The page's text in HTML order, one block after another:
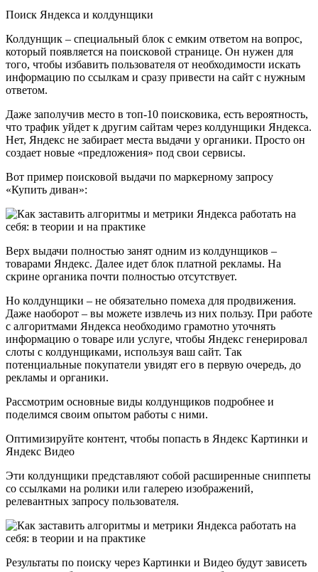
Поиск Яндекса и колдунщики
Колдунщик – специальный блок с емким ответом на вопрос,
который появляется на поисковой странице. Он нужен для
того, чтобы избавить пользователя от необходимости искать
информацию по ссылкам и сразу привести на сайт с нужным
ответом.
Даже заполучив место в топ-10 поисковика, есть вероятность,
что трафик уйдет к другим сайтам через колдунщики Яндекса.
Нет, Яндекс не забирает места выдачи у органики. Просто он
создает новые «предложения» под свои сервисы.
Вот пример поисковой выдачи по маркерному запросу
«Купить диван»:
Верх выдачи полностью занят одним из колдунщиков –
товарами Яндекс. Далее идет блок платной рекламы. На
скрине органика почти полностью отсутствует.
Но колдунщики – не обязательно помеха для продвижения.
Даже наоборот – вы можете извлечь из них пользу. При работе
с алгоритмами Яндекса необходимо грамотно уточнять
информацию о товаре или услуге, чтобы Яндекс генерировал
слоты с колдунщиками, используя ваш сайт. Так
потенциальные покупатели увидят его в первую очередь, до
рекламы и органики.
Рассмотрим основные виды колдунщиков подробнее и
поделимся своим опытом работы с ними.
Оптимизируйте контент, чтобы попасть в Яндекс Картинки и
Яндекс Видео
Эти колдунщики представляют собой расширенные сниппеты
со ссылками на ролики или галерею изображений,
релевантных запросу пользователя.
Результаты по поиску через Картинки и Видео будут зависеть